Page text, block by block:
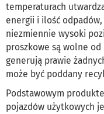
temperaturach
energii i ilość
niezmiennie wysoki
proszkowe są wolne
generują prawie
może być poddany
Podstawowym
pojazdów użytkowych